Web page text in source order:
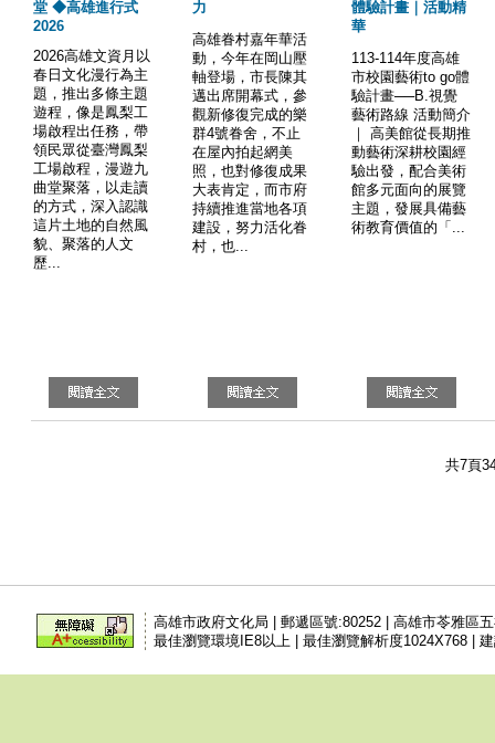
堂 ◆高雄進行式
2026
2026高雄文資月以
春日文化漫行為主
題，推出多條主題
遊程，像是鳳梨工
場啟程出任務，帶
領民眾從臺灣鳳梨
工場啟程，漫遊九
曲堂聚落，以走讀
的方式，深入認識
這片土地的自然風
貌、聚落的人文
歷...
力
高雄眷村嘉年華活
動，今年在岡山壓
軸登場，市長陳其
邁出席開幕式，參
觀新修復完成的樂
群4號眷舍，不止
在屋內拍起網美
照，也對修復成果
大表肯定，而市府
持續推進當地各項
建設，努力活化眷
村，也...
體驗計畫｜活動精
華
113-114年度高雄
市校園藝術to go體
驗計畫──B.視覺
藝術路線 活動簡介
｜ 高美館從長期推
動藝術深耕校園經
驗出發，配合美術
館多元面向的展覽
主題，發展具備藝
術教育價值的「...
共7頁
高雄市政府文化局 | 郵遞區號:80252 | 高雄市苓雅區
最佳瀏覽環境IE8以上 | 最佳瀏覽解析度1024X768 |